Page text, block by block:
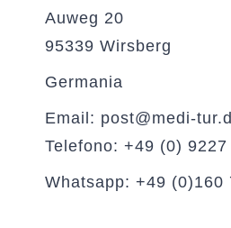
Auweg 20
95339 Wirsberg
Germania
Email: post@medi-
Telefono: +49 (0)
Whatsapp: +49 (0)160